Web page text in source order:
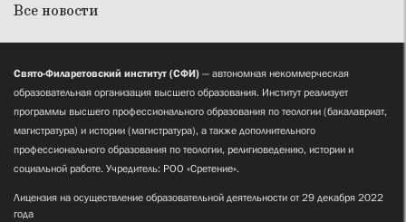
Все новости
Свято-Филаретовский институт (СФИ) — автономная некоммерческая
образовательная организация высшего образования. Институт реализует
программы высшего профессионального образования по теологии (бакалавриат,
магистратура) и истории (магистратура), а также дополнительного
профессионального образования по теологии, религиоведению, истории и
социальной работе. Учредитель: РОО «Сретение».
Лицензия на осуществление образовательной деятельности от 29 декабря 2022
года